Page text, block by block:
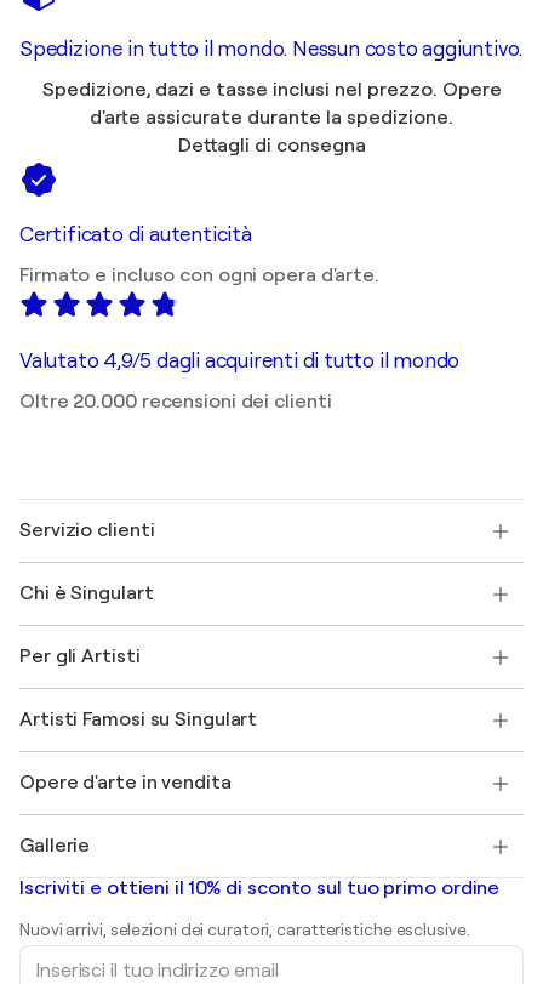
Spedizione in tutto il mondo. Nessun costo aggiuntivo.
Spedizione, dazi e tasse inclusi nel prezzo. Opere
d'arte assicurate durante la spedizione.
Dettagli di consegna
Certificato di autenticità
Firmato e incluso con ogni opera d'arte.
Valutato 4,9/5 dagli acquirenti di tutto il mondo
Oltre 20.000 recensioni dei clienti
Servizio clienti
Spedizione
Offri una carta regalo
Partecipa al nostro programma commerciale
Il mio account
Protezione acquirente
+39 694500608
Chi è Singulart
FAQ
Magazine di Singulart
Lavori
Scopri arte originale selezionata
Per gli Artisti
Accedi come Artista
Artisti Famosi su Singulart
Marc Chagall
Banksy
Mr. Brainwash
Shepard Fairey
Opere d'arte in vendita
Quadri astratti in vendita
Dipinti di paesaggi
sculture
Dipinti acrilici
Gallerie
Gallerie d’arte in Italia
Iscriviti e ottieni il 10% di sconto sul tuo primo ordine
Nuovi arrivi, selezioni dei curatori, caratteristiche esclusive.
Inserisci